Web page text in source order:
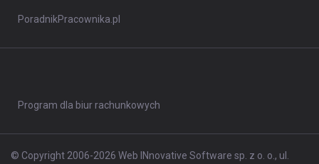
PoradnikPracownika.pl
Program dla biur rachunkowych
© Copyright 2006-2026 Web INnovative Software sp. z o. o., ul.